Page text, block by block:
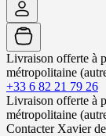
Livraison offerte à
métropolitaine
+33 6 82 21 79 26
Livraison offerte à
métropolitaine
Contacter Xavier